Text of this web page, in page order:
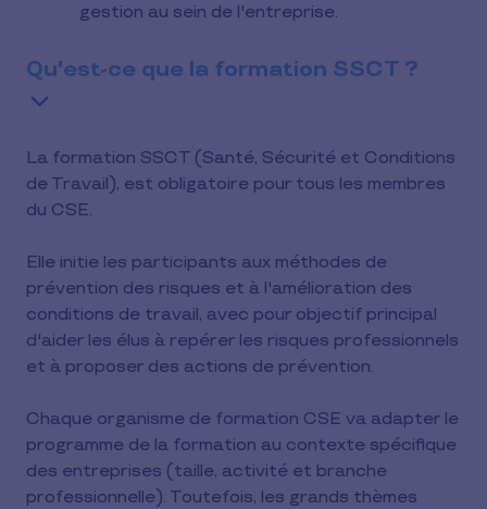
gestion au sein de l'entreprise.
Qu'est-ce que la formation SSCT ?
La formation SSCT (Santé, Sécurité et Conditions
de Travail), est obligatoire pour tous les membres
du CSE.
Elle initie les participants aux méthodes de
prévention des risques et à l'amélioration des
conditions de travail, avec pour objectif principal
d'aider les élus à repérer les risques professionnels
et à proposer des actions de prévention.
Chaque organisme de formation CSE va adapter le
programme de la formation au contexte spécifique
des entreprises (taille, activité et branche
professionnelle). Toutefois, les grands thèmes